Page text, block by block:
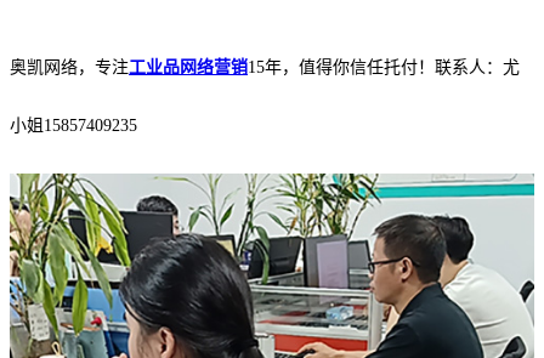
奥凯网络，专注工业品网络营销15年，值得你信任托付！联系人：尤
小姐15857409235